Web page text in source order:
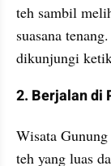
teh sambil
suasana
dikunjungi
2. Berjalan di
Wisata
teh yang luas